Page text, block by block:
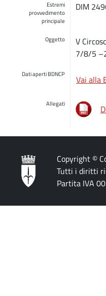
Estremi
provvedimento
principale
DIM
Oggetto
V
7/8/5
Dati aperti BDNCP Vai alla
Allegati
Copyright ©
Tutti i diritti
Partita IVA